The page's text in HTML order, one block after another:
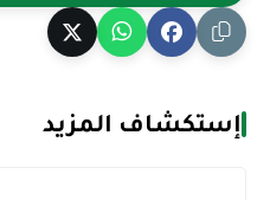
إستكشاف المزيد